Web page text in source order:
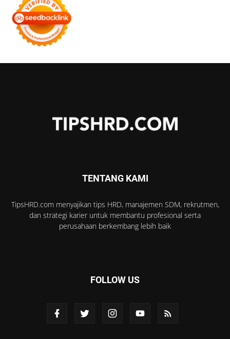
TENTANG KAMI
TipsHRD.com menyajikan tips HRD, manajemen SDM, rekrutmen,
dan strategi karier untuk membantu profesional serta
perusahaan berkembang lebih baik
FOLLOW US